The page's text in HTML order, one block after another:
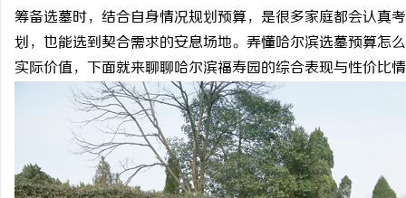
筹备选墓时，结合自身情况规划预算，是很多家庭都会认真
划，也能选到契合需求的安息场地。弄懂哈尔滨选墓预算怎
实际价值，下面就来聊聊哈尔滨福寿园的综合表现与性价比